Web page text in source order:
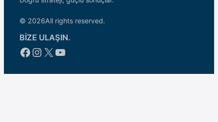
© 2026All rights reserved.
BİZE ULAŞIN.
Facebook
Instagram
X YouTube